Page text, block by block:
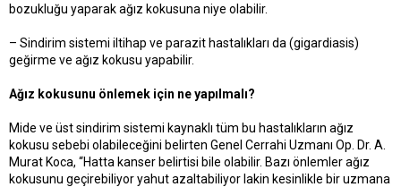
bozukluğu yaparak ağız kokusuna niye olabilir.
– Sindirim sistemi iltihap ve parazit hastalıkları da (gigardiasis)
geğirme ve ağız kokusu yapabilir.
Ağız kokusunu önlemek için ne yapılmalı?
Mide ve üst sindirim sistemi kaynaklı tüm bu hastalıkların ağız
kokusu sebebi olabileceğini belirten Genel Cerrahi Uzmanı Op. Dr. A.
Murat Koca, “Hatta kanser belirtisi bile olabilir. Bazı önlemler ağız
kokusunu geçirebiliyor yahut azaltabiliyor lakin kesinlikle bir uzmana